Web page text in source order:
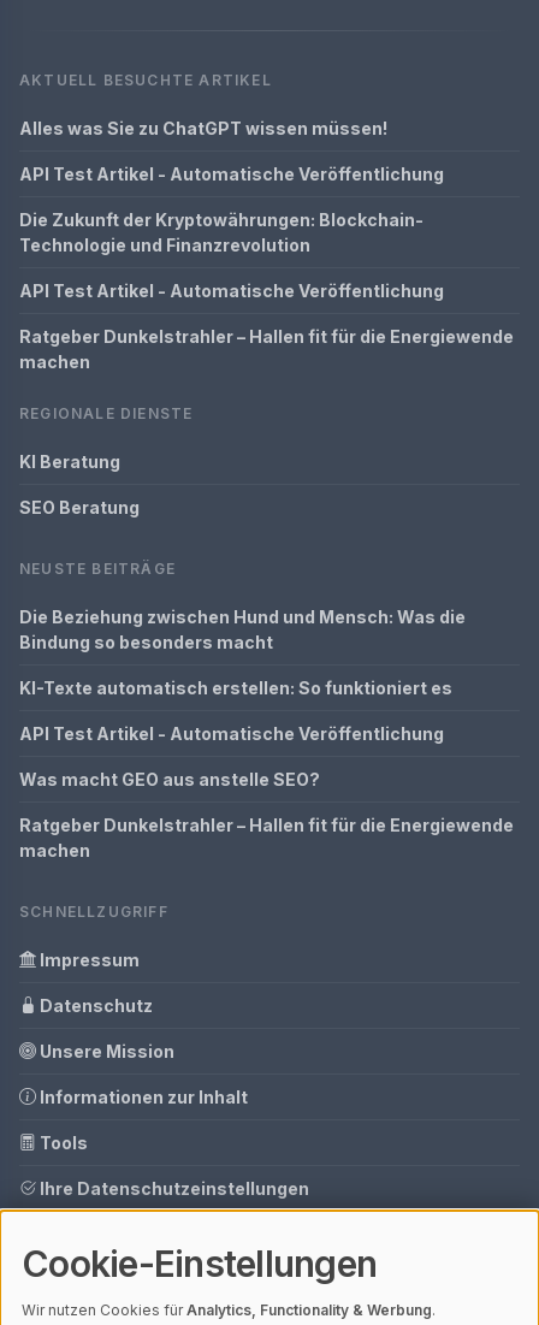
AKTUELL BESUCHTE ARTIKEL
Alles was Sie zu ChatGPT wissen müssen!
API Test Artikel - Automatische Veröffentlichung
Die Zukunft der Kryptowährungen: Blockchain-
Technologie und Finanzrevolution
API Test Artikel - Automatische Veröffentlichung
Ratgeber Dunkelstrahler – Hallen fit für die Energiewende
machen
REGIONALE DIENSTE
KI Beratung
SEO Beratung
NEUSTE BEITRÄGE
Die Beziehung zwischen Hund und Mensch: Was die
Bindung so besonders macht
KI-Texte automatisch erstellen: So funktioniert es
API Test Artikel - Automatische Veröffentlichung
Was macht GEO aus anstelle SEO?
Ratgeber Dunkelstrahler – Hallen fit für die Energiewende
machen
SCHNELLZUGRIFF
Impressum
Datenschutz
Unsere Mission
Informationen zur Inhalt
Tools
Ihre Datenschutzeinstellungen
Gastbeitrag buchen
Cookie-Einstellungen
Wir nutzen Cookies fürAnalytics, Functionality & Werbung.